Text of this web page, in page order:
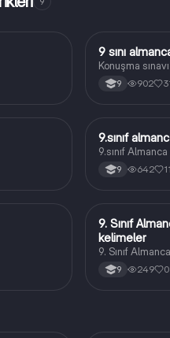
Almanca
9 sını
Konuşma
9 902
Almanca
9.sınıf almanc
9.sınıf Almanca
9 642 11
Almanca
9. Sınıf
kelimeler
9. Sınıf Almanca
9 249 0